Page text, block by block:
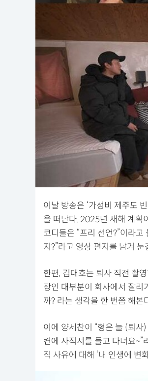
이날 방송은 ‘가성비 제주도
을 떠난다. 2025년 새해 계획
코디들은 “프리 선언?”이라
지?”라고 영상 편지를 남겨 눈
한편, 김대호는 퇴사 직전 촬
장인 대부분이 회사에서 잘리
까? 라는 생각을 한 번쯤 해본
이에 양세찬이 “형은 늘 (퇴사
켠에 사직서를 들고 다녀요~”
직 사유에 대해 ‘내 인생에 변